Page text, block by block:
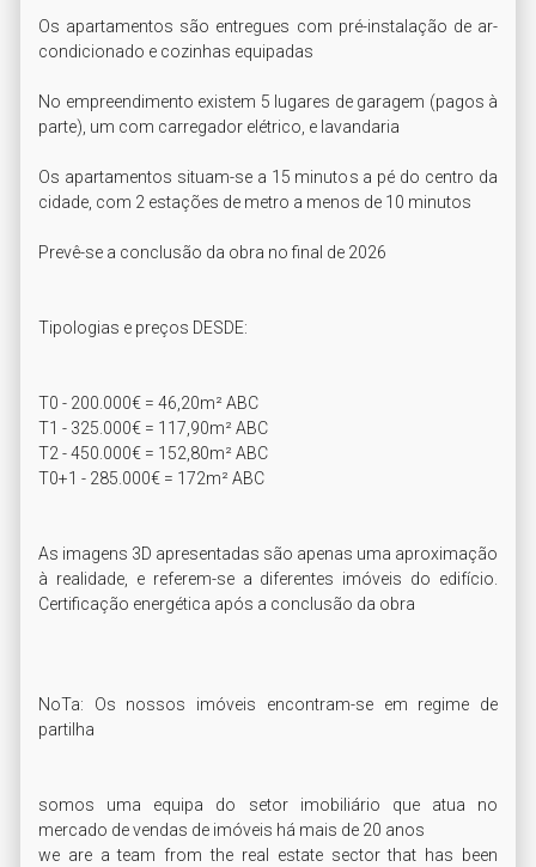
Os apartamentos são entregues com pré-instalação de ar-
condicionado e cozinhas equipadas
No empreendimento existem 5 lugares de garagem (pagos à
parte), um com carregador elétrico, e lavandaria
Os apartamentos situam-se a 15 minutos a pé do centro da
cidade, com 2 estações de metro a menos de 10 minutos
Prevê-se a conclusão da obra no final de 2026
Tipologias e preços DESDE:
T0 - 200.000€ = 46,20m² ABC
T1 - 325.000€ = 117,90m² ABC
T2 - 450.000€ = 152,80m² ABC
T0+1 - 285.000€ = 172m² ABC
As imagens 3D apresentadas são apenas uma aproximação
à realidade, e referem-se a diferentes imóveis do edifício.
Certificação energética após a conclusão da obra
NoTa: Os nossos imóveis encontram-se em regime de
partilha
somos uma equipa do setor imobiliário que atua no
mercado de vendas de imóveis há mais de 20 anos
we are a team from the real estate sector that has been